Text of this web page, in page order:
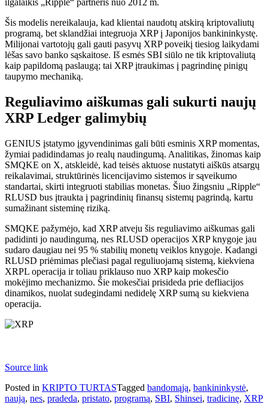
ilgalaikis „Ripple“ partneris nuo 2012 m.
Šis modelis nereikalauja, kad klientai naudotų atskirą kriptovaliutų
programą, bet sklandžiai integruoja XRP į Japonijos bankininkystę.
Milijonai vartotojų gali gauti pasyvų XRP poveikį tiesiog laikydami
lėšas savo banko sąskaitose. Iš esmės SBI siūlo ne tik kriptovaliutą
kaip papildomą paslaugą; tai XRP įtraukimas į pagrindinę pinigų
taupymo mechaniką.
Reguliavimo aiškumas gali sukurti naujų
XRP Ledger galimybių
GENIUS įstatymo įgyvendinimas gali būti esminis XRP momentas,
žymiai padidindamas jo realų naudingumą. Analitikas, žinomas kaip
SMQKE on X, atskleidė, kad teisės aktuose nustatyti aiškūs atsargų
reikalavimai, struktūrinės licencijavimo sistemos ir sąveikumo
standartai, skirti integruoti stabilias monetas. Šiuo žingsniu „Ripple“
RLUSD bus įtraukta į pagrindinių finansų sistemų pagrindą, kartu
sumažinant sisteminę riziką.
SMQKE pažymėjo, kad XRP atveju šis reguliavimo aiškumas gali
padidinti jo naudingumą, nes RLUSD operacijos XRP knygoje jau
sudaro daugiau nei 95 % stabilių monetų veiklos knygoje. Kadangi
RLUSD priėmimas plečiasi pagal reguliuojamą sistemą, kiekviena
XRPL operacija ir toliau priklauso nuo XRP kaip mokesčio
mokėjimo mechanizmo. Šie mokesčiai prisideda prie defliacijos
dinamikos, nuolat sudegindami nedidelę XRP sumą su kiekviena
operacija.
Source link
Posted in KRIPTO TURTASTagged bandomąją, bankininkystė,
naują, nes, pradeda, pristato, programą, SBI, Shinsei, tradicinę, XRP